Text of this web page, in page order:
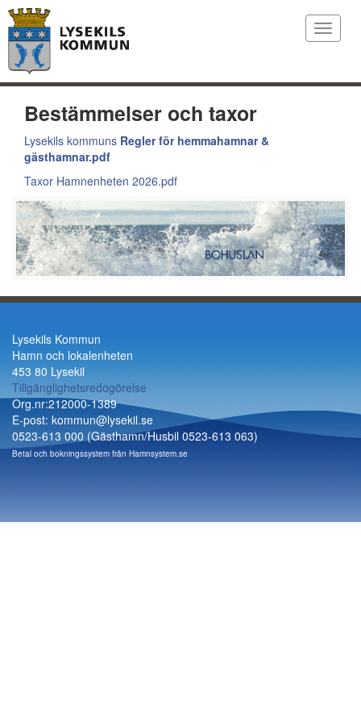
Toggle
Bestämmelser och taxor
Lysekils kommuns Regler för hemmahamnar &
gästhamnar.pdf
Taxor Hamnenheten 2026.pdf
Lysekils Kommun
Hamn och lokalenheten
453 80 Lysekil
Tillgänglighetsredogörelse
Org.nr:212000-1389
E-post: kommun@lysekil.se
0523-613 000 (Gästhamn/Husbil 0523-613 063)
Betal och bokningssystem från Hamnsystem.se